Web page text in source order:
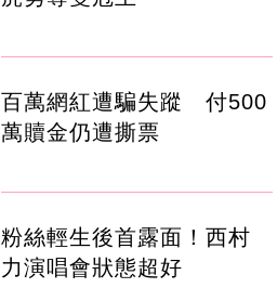
百萬網紅遭騙失蹤 付500
萬贖金仍遭撕票
粉絲輕生後首露面！西村
力演唱會狀態超好